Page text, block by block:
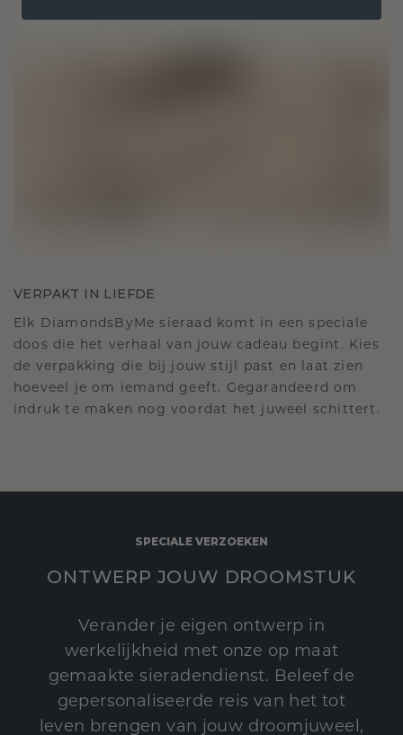
VERPAKT IN LIEFDE
Elk DiamondsByMe sieraad komt in een speciale
doos die het verhaal van jouw cadeau begint. Kies
de verpakking die bij jouw stijl past en laat zien
hoeveel je om iemand geeft. Gegarandeerd om
indruk te maken nog voordat het juweel schittert.
SPECIALE VERZOEKEN
ONTWERP JOUW DROOMSTUK
Verander je eigen ontwerp in
werkelijkheid met onze op maat
gemaakte sieradendienst. Beleef de
gepersonaliseerde reis van het tot
leven brengen van jouw droomjuweel,